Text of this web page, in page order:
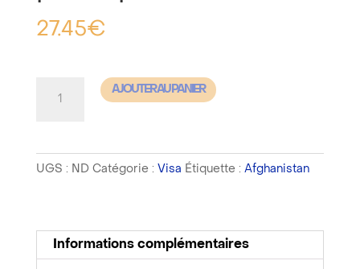
27.45€
-
Assistance
récupération
AJOUTER AU PANIER
UGS : ND Catégorie : Visa Étiquette : Afghanistan
Informations complémentaires